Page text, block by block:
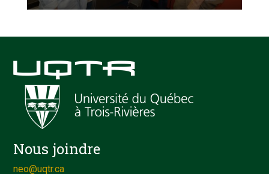
Nous joindre
neo@uqtr.ca